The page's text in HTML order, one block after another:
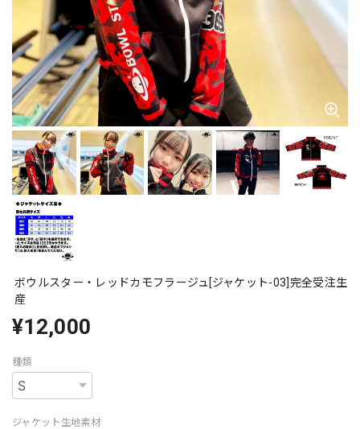
ボウルスター・レッドカモフラージュ[ジャケット-03]完全受注生
産
¥12,000
種類
ジャケット生地素材